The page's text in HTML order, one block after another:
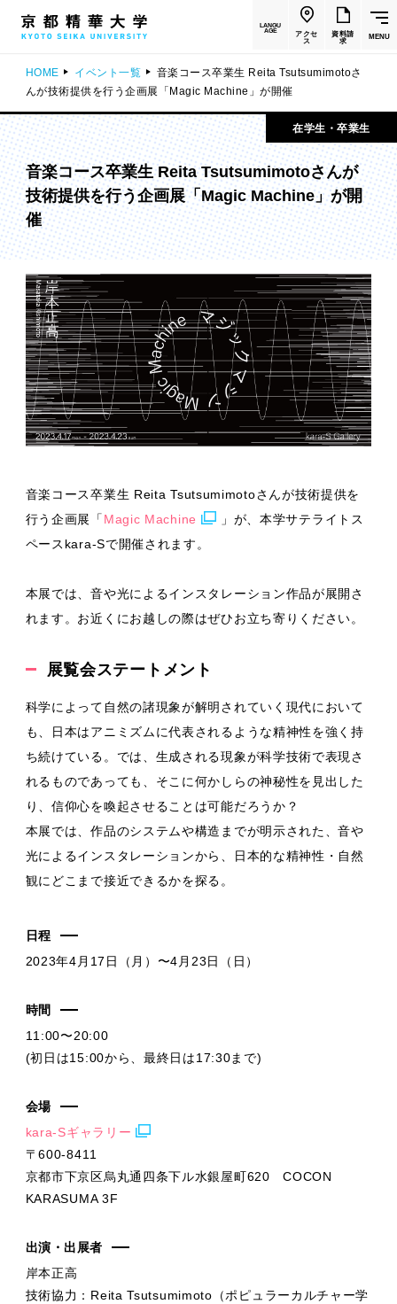
LANGU
AGE
アクセ
ス
資料請
求
MENU
HOME イベント一覧
音楽コース卒業生 Reita Tsutsumimotoさ
んが技術提供を行う企画展「Magic Machine」が開催
在学生・卒業生
音楽コース卒業生 Reita Tsutsumimotoさんが
技術提供を行う企画展「Magic Machine」が開
催
音楽コース卒業生 Reita Tsutsumimotoさんが技術提供を
行う企画展「 Magic Machine
」が、本学サテライトス
ペースkara-Sで開催されます。
本展では、音や光によるインスタレーション作品が展開さ
れます。お近くにお越しの際はぜひお立ち寄りください。
展覧会ステートメント
科学によって自然の諸現象が解明されていく現代において
も、日本はアニミズムに代表されるような精神性を強く持
ち続けている。では、生成される現象が科学技術で表現さ
れるものであっても、そこに何かしらの神秘性を見出した
り、信仰心を喚起させることは可能だろうか？
本展では、作品のシステムや構造までが明示された、音や
光によるインスタレーションから、日本的な精神性・自然
観にどこまで接近できるかを探る。
日程
2023年4月17日（月）〜4月23日（日）
時間
11:00〜20:00
(初日は15:00から、最終日は17:30まで)
会場
kara-Sギャラリー
〒600-8411
京都市下京区烏丸通四条下ル水銀屋町620 COCON
KARASUMA 3F
出演・出展者
岸本正高
技術協力：Reita Tsutsumimoto（ポピュラーカルチャー学